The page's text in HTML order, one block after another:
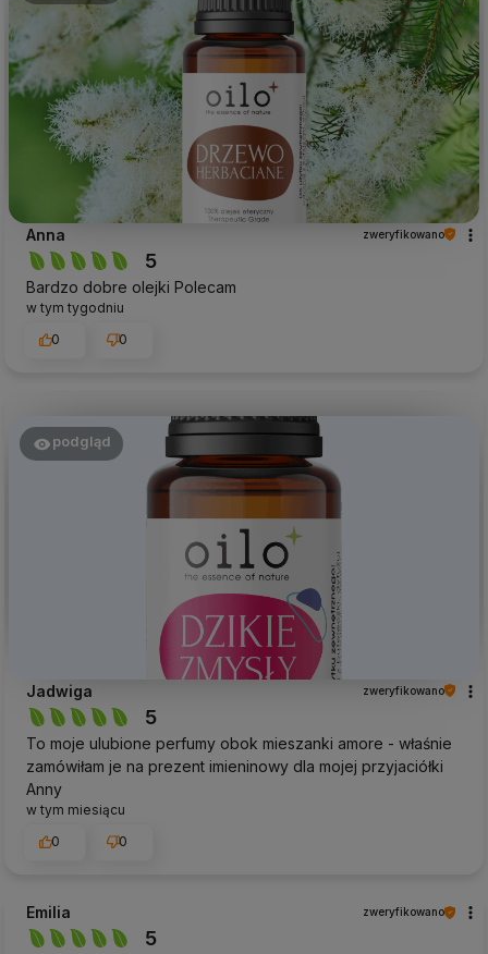
Anna zweryfikowano
5
Bardzo dobre olejki Polecam
w tym tygodniu
0
0
podgląd
Jadwiga zweryfikowano
5
To moje ulubione perfumy obok mieszanki amore - właśnie
zamówiłam je na prezent imieninowy dla mojej przyjaciółki
Anny
w tym miesiącu
0
0
Emilia zweryfikowano
5